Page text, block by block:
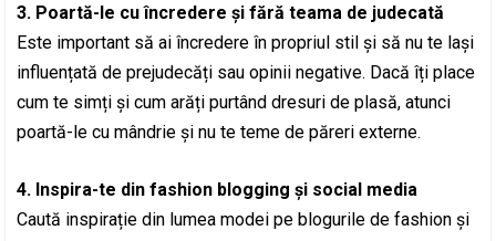
3. Poartă-le cu încredere și fără teama de judecată
Este important să ai încredere în propriul stil și să nu te lași
influențată de prejudecăți sau opinii negative. Dacă îți place
cum te simți și cum arăți purtând dresuri de plasă, atunci
poartă-le cu mândrie și nu te teme de păreri externe.
4. Inspira-te din fashion blogging și social media
Caută inspirație din lumea modei pe blogurile de fashion și